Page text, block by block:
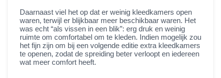
Daarnaast viel het op dat er weinig kleedkamers open
waren, terwijl er blijkbaar meer beschikbaar waren. Het
was echt “als vissen in een blik”: erg druk en weinig
ruimte om comfortabel om te kleden. Indien mogelijk zou
het fijn zijn om bij een volgende editie extra kleedkamers
te openen, zodat de spreiding beter verloopt en iedereen
wat meer comfort heeft.